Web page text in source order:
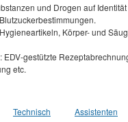
und Drogen auf
Körper- und
EDV-gestützte
etc.
Technisch Assistenten